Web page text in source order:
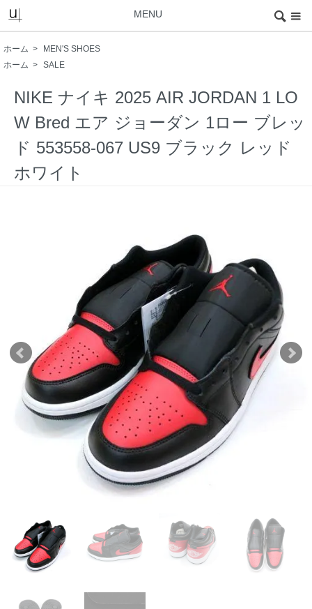
MENU
ホーム >
MEN'S SHOES
ホーム > SALE
NIKE ナイキ 2025 AIR JORDAN 1 LO
W Bred エア ジョーダン 1ロー ブレッ
ド 553558-067 US9 ブラック レッド
ホワイト